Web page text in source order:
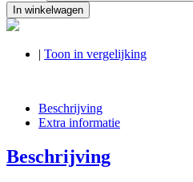
In winkelwagen
| Toon in vergelijking
Beschrijving
Extra informatie
Beschrijving